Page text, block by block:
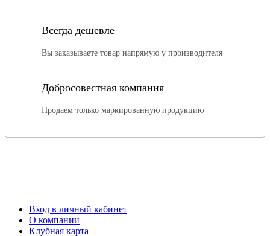
Всегда дешевле
Вы заказываете товар напрямую у производителя
Добросовестная компания
Продаем только маркированную продукцию
Вход в личный кабинет
О компании
Клубная карта